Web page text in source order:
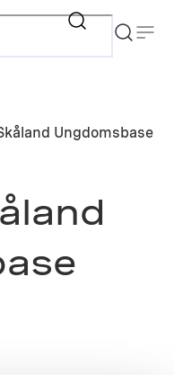
Ungdomsbase